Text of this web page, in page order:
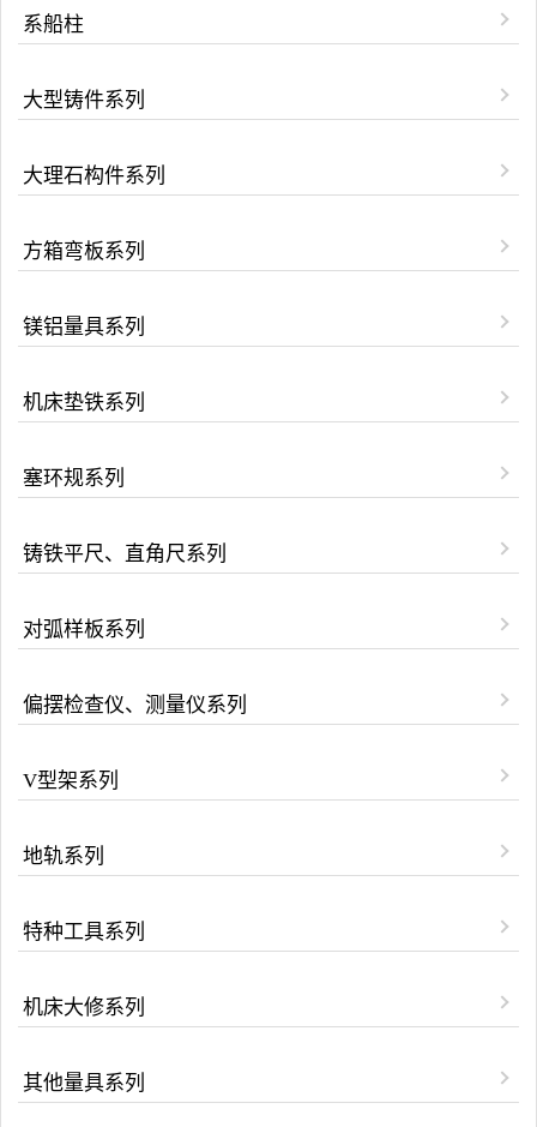
系船柱
大型铸件系列
大理石构件系列
方箱弯板系列
镁铝量具系列
机床垫铁系列
塞环规系列
铸铁平尺、直角尺系列
对弧样板系列
偏摆检查仪、测量仪系列
V型架系列
地轨系列
特种工具系列
机床大修系列
其他量具系列